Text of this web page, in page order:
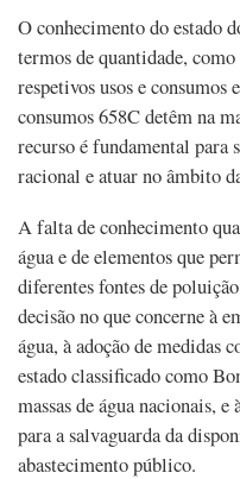
O conhecimento do estado
termos de quantidade,
respetivos usos e consumos
consumos 658C detêm na
recurso é fundamental para
racional e atuar no âmbito
A falta de conhecimento
água e de elementos que
diferentes fontes de
decisão no que concerne à
água, à adoção de medidas
estado classificado como
massas de água nacionais,
para a salvaguarda da
abastecimento público.